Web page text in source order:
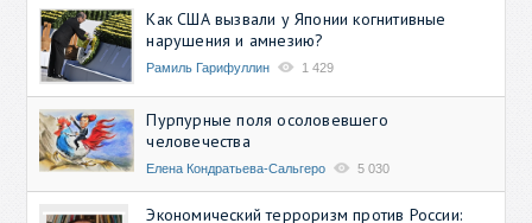
Как США вызвали у Японии когнитивные
нарушения и амнезию?
Рамиль Гарифуллин 1 429
Пурпурные поля осоловевшего
человечества
Елена Кондратьева-Сальгеро 5 030
Экономический терроризм против России: